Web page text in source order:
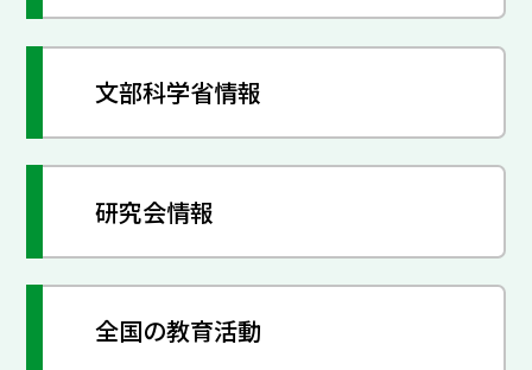
文部科学省情報
研究会情報
全国の教育活動